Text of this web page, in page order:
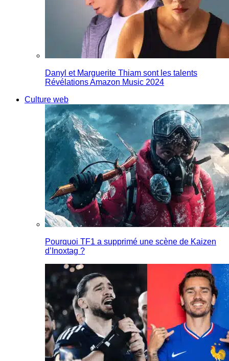
Danyl et Marguerite Thiam sont les talents
Révélations Amazon Music 2024
Culture web
Pourquoi TF1 a supprimé une scène de Kaizen
d’Inoxtag ?